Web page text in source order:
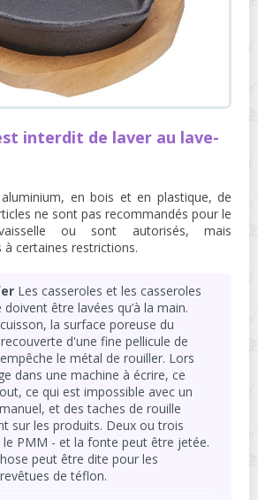
interdit de laver au lave-
en bois et en plastique, de
ne sont pas recommandés pour le
ou sont autorisés, mais
certaines restrictions.
Les casseroles et les casseroles
être lavées qu’à la main.
la surface poreuse du
d'une fine pellicule de
le métal de rouiller. Lors
dans une machine à écrire, ce
ce qui est impossible avec un
et des taches de rouille
sur les produits. Deux ou trois
le PMM - et la fonte peut être jetée.
peut être dite pour les
de téflon.